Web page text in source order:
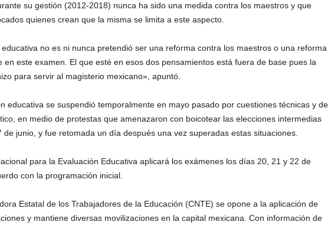
su gestión (2012-2018) nunca ha sido una medida contra los maestros y que
quienes crean que la misma se limita a este aspecto.
no es ni nunca pretendió ser una reforma contra los maestros o una reforma
en este examen. El que esté en esos dos pensamientos está fuera de base pues la
para servir al magisterio mexicano», apuntó.
educativa se suspendió temporalmente en mayo pasado por cuestiones técnicas y de
en medio de protestas que amenazaron con boicotear las elecciones intermedias
de junio, y fue retomada un día después una vez superadas estas situaciones.
para la Evaluación Educativa aplicará los exámenes los días 20, 21 y 22 de
con la programación inicial.
Estatal de los Trabajadores de la Educación (CNTE) se opone a la aplicación de
y mantiene diversas movilizaciones en la capital mexicana. Con información de